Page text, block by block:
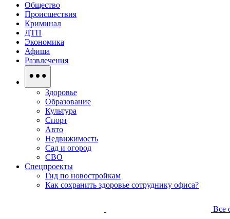
Общество
Происшествия
Криминал
ДТП
Экономика
Афиша
Развлечения
Здоровье
Образование
Культура
Спорт
Авто
Недвижимость
Сад и огород
СВО
Спецпроекты
Гид по новостройкам
Как сохранить здоровье сотруднику офиса?
Все